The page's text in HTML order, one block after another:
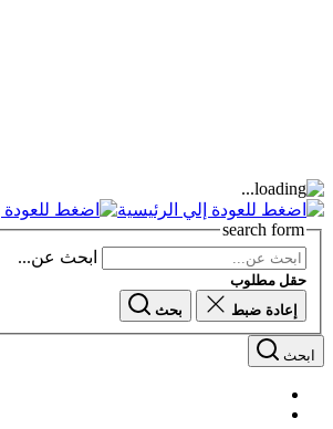
search form
ابحث عن...
حقل مطلوب
إعادة ضبط
بحث
ابحث